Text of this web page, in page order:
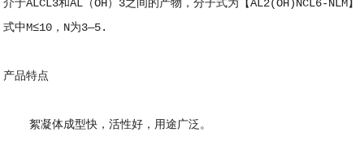
介于ALCL3和AL（OH）3之间的产物，分子式为【AL2(OH)NCL6-NLM】
式中M≤10，N为3—5.
产品特点
絮凝体成型快，活性好，用途广泛。